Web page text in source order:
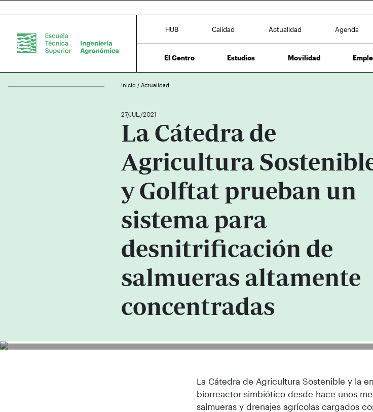
HUB Calidad Actualidad Agenda
El Centro Estudios Movilidad
Inicio / Actualidad
27/JUL./2021
La Cátedra de
Agricultura
y Golftat prueban un
sistema para
desnitrificación de
salmueras altamente
concentradas
La Cátedra de Agricultura Sostenible y la
biorreactor simbiótico desde hace unos
salmueras y drenajes agrícolas cargados